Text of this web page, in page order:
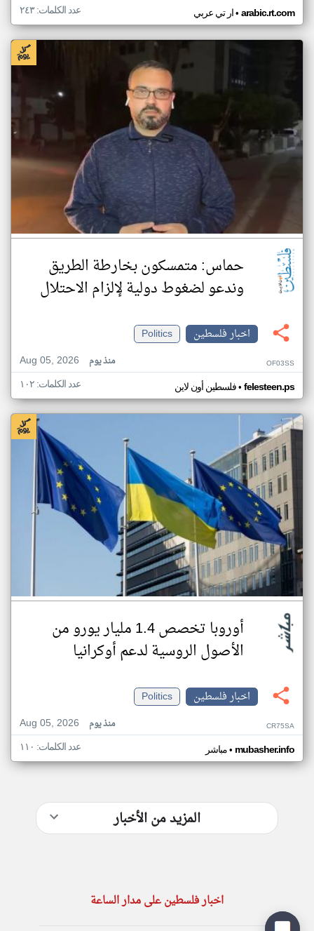
ار تي عربي• arabic.rt.com عدد الكلمات: ٢٤٣
حماس: متمسكون بخارطة الطريق
وندعو لضغوط دولية لإلزام الاحتلال
اخبار فلسطين
Politics
Aug 05, 2026
منذ يوم OF03SS
فلسطين أون لاين• felesteen.ps عدد الكلمات: ١٠٢
أوروبا تخصص 1.4 مليار يورو من
الأصول الروسية لدعم أوكرانيا
اخبار فلسطين
Politics
Aug 05, 2026
منذ يوم CR75SA
مباشر• mubasher.info عدد الكلمات: ١١٠
المزيد من الأخبار
اخبار فلسطين على مدار الساعة